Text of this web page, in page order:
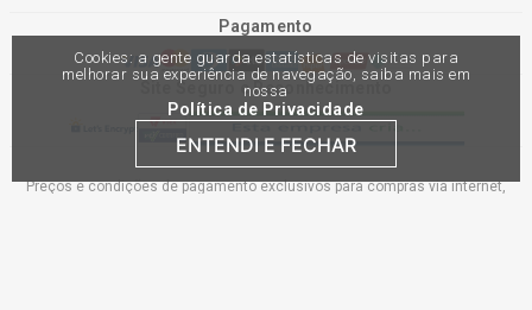
Cookies: a gente guarda estatísticas de visitas para
melhorar sua experiência de navegação, saiba mais em
nossa
Política de Privacidade
ENTENDI E FECHAR
Pagamento
Site Seguro e Reconhecimento
Preços e condições de pagamento exclusivos para compras via internet,